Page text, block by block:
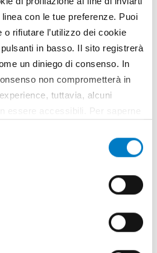
con le tue preferenze. Puoi
rifiutare l’utilizzo dei cookie
in basso. Il sito registrerà
un diniego di consenso. In
non comprometterà in
tuttavia, alcuni
essere accessibili. Per saperne
di alcuni di essi, ti
tutta la
Faza Macchine Agricole
ad Eima International, sono
best seller dell’azienda
coltivatori, riflettori puntati su